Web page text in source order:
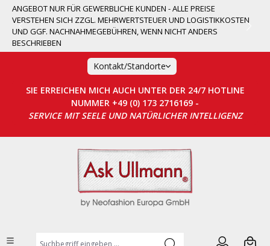
springen
ANGEBOT NUR FÜR GEWERBLICHE KUNDEN - ALLE PREISE
VERSTEHEN SICH ZZGL. MEHRWERTSTEUER UND LOGISTIKKOSTEN
UND GGF. NACHNAHMEGEBÜHREN, WENN NICHT ANDERS
BESCHRIEBEN
Kontakt/Standorte
SIE ERREICHEN MICH AUCH UNTER DER 24/7 HOTLINE
NUMMER +49 (0) 173 2716169 -
SERVICE MIT SEELE UND NATÜRLICHER INTELLIGENZ
Suchbegriff eingeben ...